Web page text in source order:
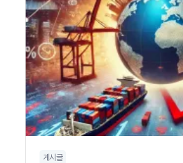
게시글